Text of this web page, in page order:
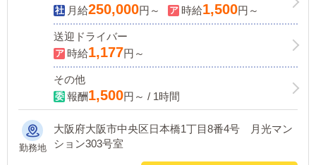
月給250,000円～ 時給1,500円～
送迎ドライバー
時給1,177円～
その他
報酬1,500円～ / 1時間
勤務地
大阪府大阪市中央区日本橋1丁目8番4号 月光マン
ション303号室